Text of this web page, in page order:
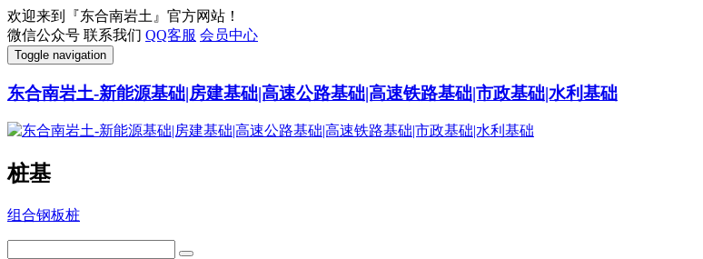
欢迎来到『东合南岩土』官方网站！
微信公众号 联系我们 QQ客服 会员中心
Toggle navigation
东合南岩土-新能源基础|房建基础|高速公路基础|高速铁路基础|市政基础|水利基础
桩基
组合钢板桩